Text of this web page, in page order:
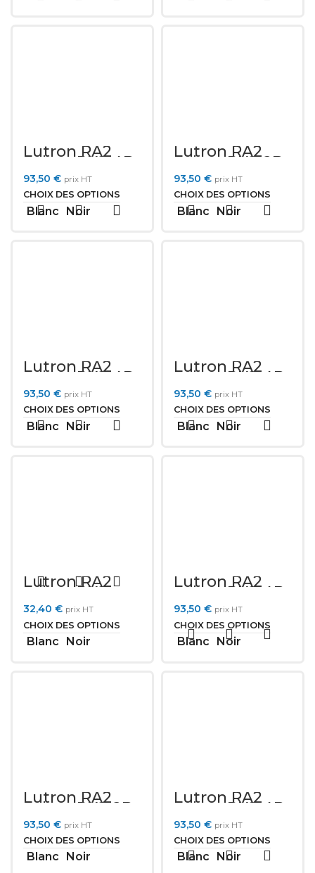
Lutron RA2
Select PK2-4B-
Txx-P01
93,50 € prix HT
CHOIX DES OPTIONS
Blanc Noir
Lutron RA2
Select PK2-2B-
Txx-P01
93,50 € prix HT
CHOIX DES OPTIONS
Blanc Noir
Lutron RA2
Select PK2-4B-
Txx-L01
93,50 € prix HT
CHOIX DES OPTIONS
Blanc Noir
Lutron RA2
Select PK2-4B-
Txx-L31
93,50 € prix HT
CHOIX DES OPTIONS
Blanc Noir
Lutron RA2
Select PK2-
3BRL-Txx-L01
32,40 € prix HT
CHOIX DES OPTIONS
Blanc Noir
Lutron RA2
Select PK2-4B-
Txx-L21
93,50 € prix HT
CHOIX DES OPTIONS
Blanc Noir
Lutron RA2
Select PK2-2B-
Txx-P02
93,50 € prix HT
CHOIX DES OPTIONS
Blanc Noir
Lutron RA2
Select PK2-4B-
Txx-L41
93,50 € prix HT
CHOIX DES OPTIONS
Blanc Noir